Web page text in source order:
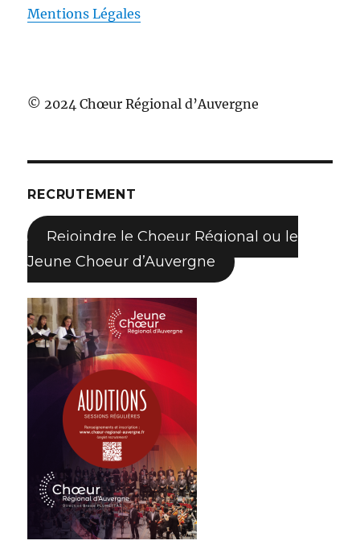
Mentions Légales
© 2024 Chœur Régional d’Auvergne
RECRUTEMENT
Rejoindre le Choeur Régional ou le
Jeune Choeur d’Auvergne